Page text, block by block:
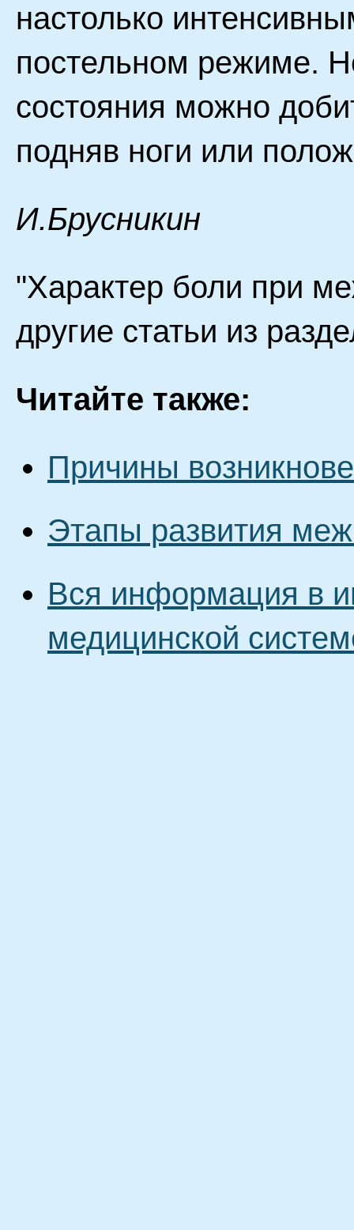
настолько
постельном режиме.
состояния можно
подняв ноги или
И.Брусникин
"Характер боли при
другие статьи из
Читайте также:
Причины
Этапы развития
Вся информация в
медицинской